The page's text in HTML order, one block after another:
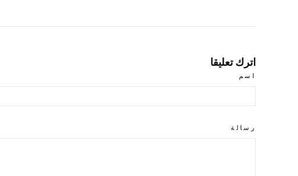
اترك تعليقا
اسم
رسالة